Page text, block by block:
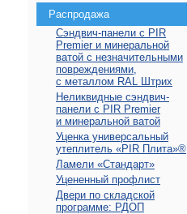
Распродажа
Сэндвич-панели с PIR
Premier и минеральной
ватой с незначительными
повреждениями,
с металлом RAL Штрих
Неликвидные сэндвич-
панели с PIR Premier
и минеральной ватой
Уценка универсальный
утеплитель «PIR Плита»⁠®
Ламели «Стандарт»
Уцененный профлист
Двери по складской
программе: РДОП